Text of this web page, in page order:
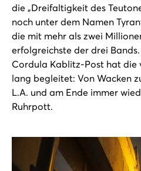
die „Dreifaltigkeit des
noch unter dem Namen
die mit mehr als zwei
erfolgreichste der drei
Cordula Kablitz-Post hat die
lang begleitet: Von Wacken
L.A. und am Ende immer
Ruhrpott.